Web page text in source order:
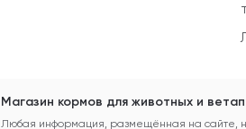
Магазин кормов для животных и
Любая информация, размещённая на сайте,